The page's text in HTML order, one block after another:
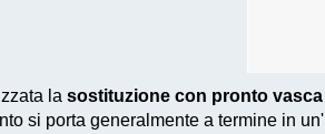
la sostituzione con pronto
si porta generalmente a termine in